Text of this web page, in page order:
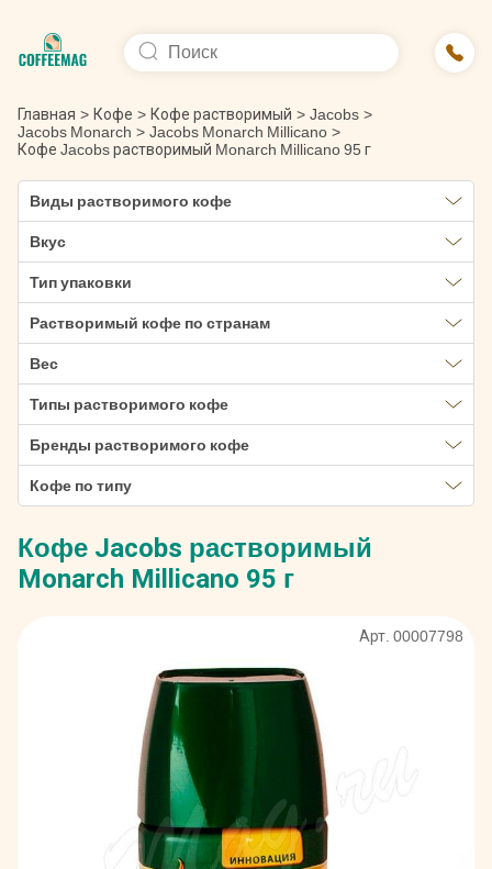
Главная > Кофе > Кофе растворимый > Jacobs >
Jacobs Monarch > Jacobs Monarch Millicano >
Кофе Jacobs растворимый Monarch Millicano 95 г
Виды растворимого кофе
Вкус
Тип упаковки
Растворимый кофе по странам
Вес
Типы растворимого кофе
Бренды растворимого кофе
Кофе по типу
Кофе Jacobs растворимый
Monarch Millicano 95 г
Арт. 00007798